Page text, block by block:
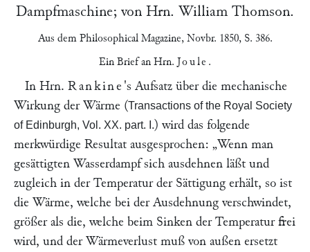
Dampfmaschine; von Hrn. William Thomson.
Aus dem Philosophical Magazine, Novbr. 1850, S. 386.
Ein Brief an Hrn. Joule .
In Hrn. Rankine 's Aufsatz über die mechanische
Wirkung der Wärme (Transactions of the Royal Society
of Edinburgh, Vol. XX. part. I.) wird das folgende
merkwürdige Resultat ausgesprochen: „Wenn man
gesättigten Wasserdampf sich ausdehnen läßt und
zugleich in der Temperatur der Sättigung erhält, so ist
die Wärme, welche bei der Ausdehnung verschwindet,
größer als die, welche beim Sinken der Temperatur frei
wird, und der Wärmeverlust muß von außen ersetzt